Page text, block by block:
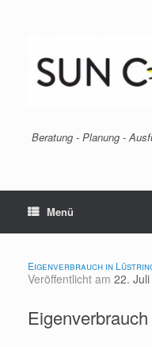
Beratung - Planung -
Menü
Eigenverbrauch in
Veröffentlicht am 22.